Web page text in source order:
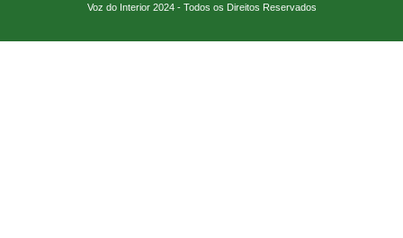
Voz do Interior 2024 - Todos os Direitos Reservados